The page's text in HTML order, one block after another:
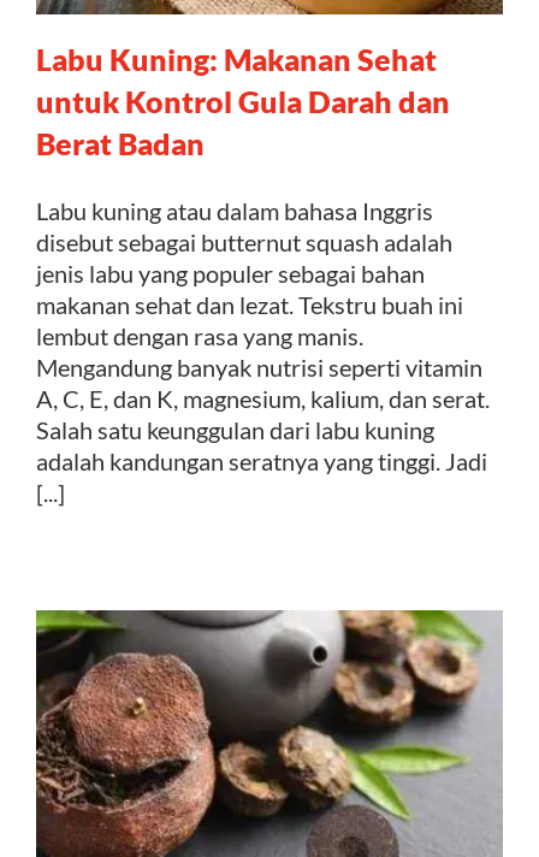
Kontak
Labu Kuning: Makanan Sehat
untuk Kontrol Gula Darah dan
Berat Badan
Labu kuning atau dalam bahasa Inggris
disebut sebagai butternut squash adalah
jenis labu yang populer sebagai bahan
makanan sehat dan lezat. Tekstru buah ini
lembut dengan rasa yang manis.
Mengandung banyak nutrisi seperti vitamin
A, C, E, dan K, magnesium, kalium, dan serat.
Salah satu keunggulan dari labu kuning
adalah kandungan seratnya yang tinggi. Jadi
[...]